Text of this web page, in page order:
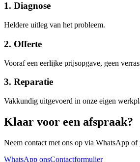
1. Diagnose
Heldere uitleg van het probleem.
2. Offerte
Vooraf een eerlijke prijsopgave, geen
3. Reparatie
Vakkundig uitgevoerd in onze eigen
Klaar voor een afspraak?
Neem contact met ons op via WhatsApp
WhatsApp onsContactformulier